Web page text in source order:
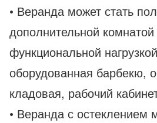
• Веранда может стать
дополнительной
функциональной
оборудованная барбекю,
кладовая, рабочий
• Веранда с остеклением